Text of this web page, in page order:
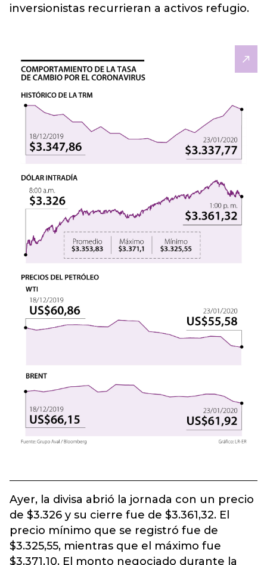
inversionistas recurrieran a activos refugio.
Ayer, la divisa abrió la jornada con un precio
de $3.326 y su cierre fue de $3.361,32. El
precio mínimo que se registró fue de
$3.325,55, mientras que el máximo fue
$3.371,10. El monto negociado durante la